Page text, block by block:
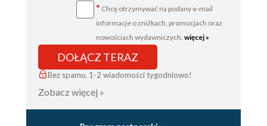
* Chcę otrzymywać na podany e-mail
informacje o zniżkach, promocjach oraz
nowościach wydawniczych. więcej »
DOŁĄCZ TERAZ
Bez spamu, 1-2 wiadomości tygodniowo!
Zobacz więcej »